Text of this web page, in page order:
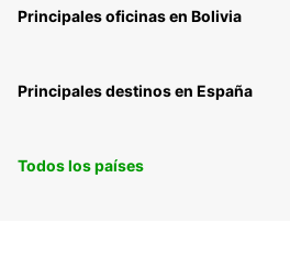
Principales oficinas en Bolivia
Principales destinos en España
Todos los países